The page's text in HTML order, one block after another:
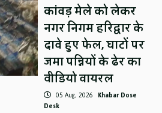
कांवड़ मेले को लेकर
नगर निगम हरिद्वार के
दावे हुए फेल, घाटों पर
जमा पन्नियों के ढेर का
वीडियो वायरल
05 Aug, 2026 Khabar Dose
Desk